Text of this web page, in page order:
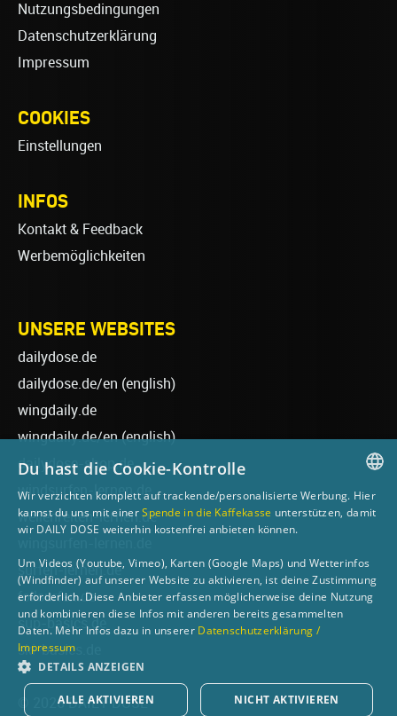
Nutzungsbedingungen
Datenschutzerklärung
Impressum
COOKIES
Einstellungen
INFOS
Kontakt & Feedback
Werbemöglichkeiten
UNSERE WEBSITES
dailydose.de
dailydose.de/en (english)
wingdaily.de
wingdaily.de/en(english)
dailydose-shop.de
windsurfen-lernen.de
wellenreiten-lernen.de
surfen-lernen.de
foilsurfen.de
sup-basics.de
ski-basics.de
© 2026 DAILY DOSE
GERMAN
Du hast die Cookie-Kontrolle
Wir verzichten komplett auf trackende/personalisierte Werbung. Hier
kannst du uns mit einerSpende in die Kaffekasse unterstützen, damit
wir DAILY DOSE weiterhin kostenfrei anbieten können.
Um Videos (Youtube, Vimeo), Karten (Google Maps) und Wetterinfos
(Windfinder) auf unserer Website zu aktivieren, ist deine Zustimmung
erforderlich. Diese Anbieter erfassen möglicherweise deine Nutzung
und kombinieren diese Infos mit anderen bereits gesammelten
Daten. Mehr Infos dazu in unserer Datenschutzerklärung /
Impressum
DETAILS ANZEIGEN
ALLE AKTIVIEREN NICHT AKTIVIEREN